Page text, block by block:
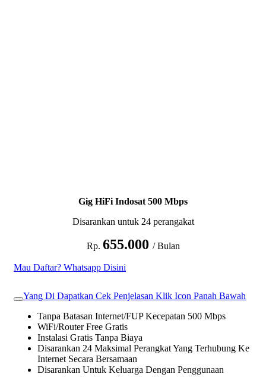
Gig HiFi Indosat 500 Mbps
Disarankan untuk 24 perangakat
Rp. 655.000 / Bulan
Mau Daftar? Whatsapp Disini
Yang Di Dapatkan Cek Penjelasan Klik Icon Panah Bawah
Tanpa Batasan Internet/FUP Kecepatan 500 Mbps
WiFi/Router Free Gratis
Instalasi Gratis Tanpa Biaya
Disarankan 24 Maksimal Perangkat Yang Terhubung Ke
Internet Secara Bersamaan
Disarankan Untuk Keluarga Dengan Penggunaan